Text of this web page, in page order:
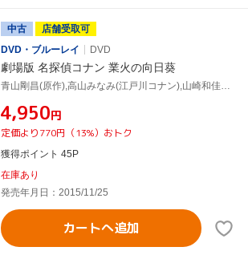
中古
店舗受取可
DVD・ブルーレイ
DVD
劇場版 名探偵コナン 業火の向日葵
青山剛昌(原作),高山みなみ(江戸川コナン),山崎和佳奈(毛利蘭),小山力也(毛利小五郎),須藤昌朋(キャラクターデザイン、総作画監督),大野克夫(音楽)
¥4,950円
定価より770円（13%）おトク
獲得ポイント 45P
在庫あり
発売年月日：2015/11/25
カートへ追加